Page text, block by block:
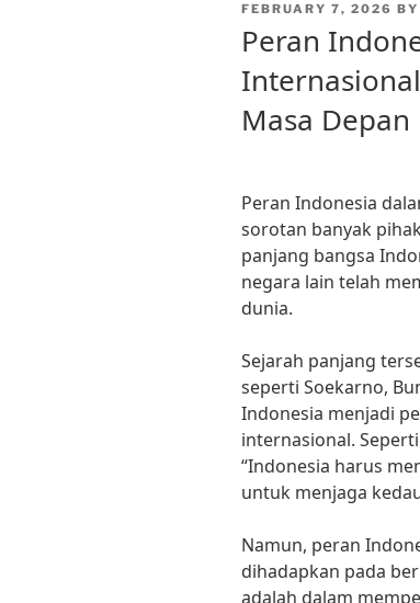
POSTED
FEBRUARY 7, 2026 BY
Peran
Masa Depan
Peran Indonesia
sorotan banyak
panjang bangsa
negara lain telah
dunia.
Sejarah panjang
seperti Soekarno,
Indonesia menjadi
internasional.
“Indonesia harus
untuk menjaga
Namun, peran
dihadapkan pada
adalah dalam